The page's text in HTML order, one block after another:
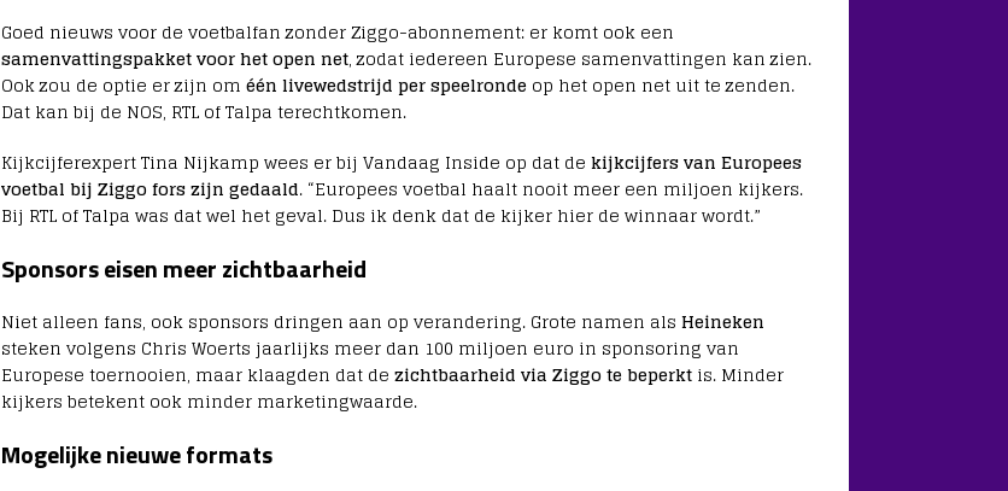
Goed nieuws voor de voetbalfan zonder Ziggo-abonnement: er komt ook een
samenvattingspakket voor het open net, zodat iedereen Europese samenvattingen kan zien.
Ook zou de optie er zijn om één livewedstrijd per speelronde op het open net uit te zenden.
Dat kan bij de NOS, RTL of Talpa terechtkomen.
Kijkcijferexpert Tina Nijkamp wees er bij Vandaag Inside op dat de kijkcijfers van Europees
voetbal bij Ziggo fors zijn gedaald. “Europees voetbal haalt nooit meer een miljoen kijkers.
Bij RTL of Talpa was dat wel het geval. Dus ik denk dat de kijker hier de winnaar wordt.”
Sponsors eisen meer zichtbaarheid
Niet alleen fans, ook sponsors dringen aan op verandering. Grote namen als Heineken
steken volgens Chris Woerts jaarlijks meer dan 100 miljoen euro in sponsoring van
Europese toernooien, maar klaagden dat de zichtbaarheid via Ziggo te beperktis. Minder
kijkers betekent ook minder marketingwaarde.
Mogelijke nieuwe formats